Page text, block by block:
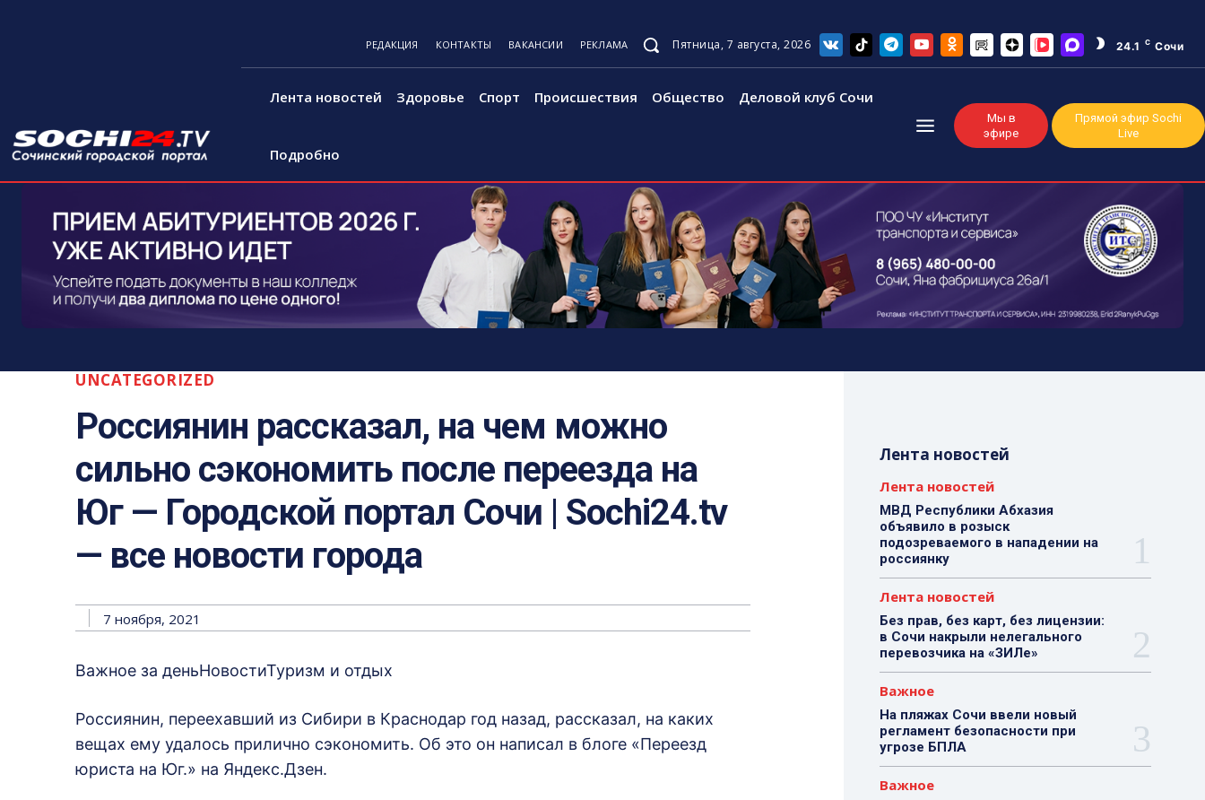
РЕДАКЦИЯ КОНТАКТЫ ВАКАНСИИ РЕКЛАМА Пятница, 7 августа, 2026 24.1 C Сочи
Лента новостей Здоровье Спорт Происшествия Общество Деловой клуб Сочи
Подробно
Мы в
эфире
Прямой эфир Sochi
Live
UNCATEGORIZED
Россиянин рассказал, на чем можно
сильно сэкономить после переезда на
Юг — Городской портал Сочи | Sochi24.tv
— все новости города
7 ноября, 2021
Важное за деньНовостиТуризм и отдых
Россиянин, переехавший из Сибири в Краснодар год назад, рассказал, на каких
вещах ему удалось прилично сэкономить. Об это он написал в блоге «Переезд
юриста на Юг.» на Яндекс.Дзен.
Лента новостей
Лента новостей
МВД Республики Абхазия
объявило в розыск
подозреваемого в нападении на
россиянку
Лента новостей
Без прав, без карт, без лицензии:
в Сочи накрыли нелегального
перевозчика на «ЗИЛе»
Важное
На пляжах Сочи ввели новый
регламент безопасности при
угрозе БПЛА
Важное